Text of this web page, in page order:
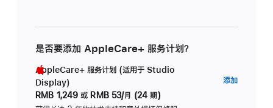
是否要添加 AppleCare+ 服务计划？
AppleCare+ 服务计划 (适用于 Studio
Display)
RMB 1,249 或 RMB 53/月 (24 期)
添加